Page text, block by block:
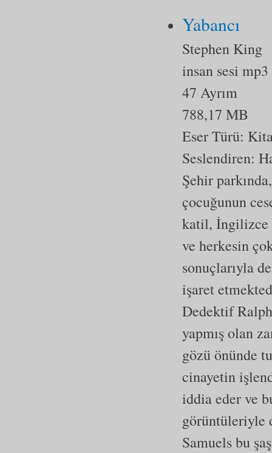
Yabancı
Stephen King
insan sesi mp3
47 Ayrım
788,17 MB
Eser Türü:
Seslendiren:
Şehir
çocuğunun
katil, İngilizce
ve herkesin
sonuçlarıyla
işaret
Dedektif
yapmış olan
gözü önünde
cinayetin
iddia eder ve
görüntüleriyle
Samuels bu